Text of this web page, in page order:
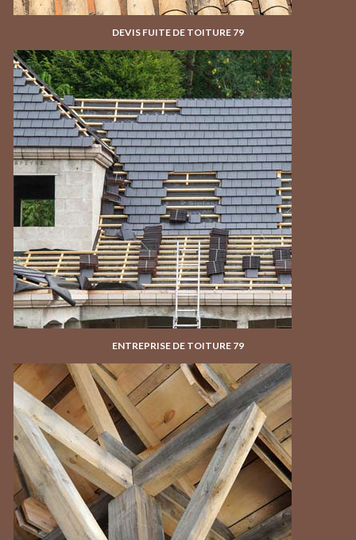
DEVIS FUITE DE TOITURE 79
ENTREPRISE DE TOITURE 79